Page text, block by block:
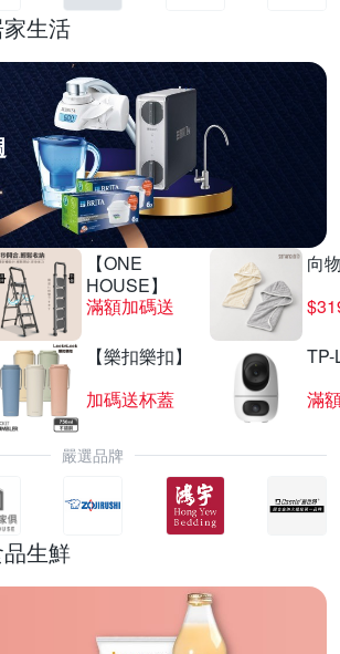
家生活
【ONE
HOUSE】
滿額加碼送
向
【樂扣樂扣】
加碼送杯蓋
TP-
滿
嚴選品牌
生鮮